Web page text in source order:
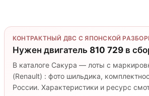
КОНТРАКТНЫЙ ДВС С ЯПОНСКОЙ
Нужен двигатель 810 729 в
В каталоге Сакура — лоты с
(Renault) : фото шильдика,
России. Характеристики и ресурс